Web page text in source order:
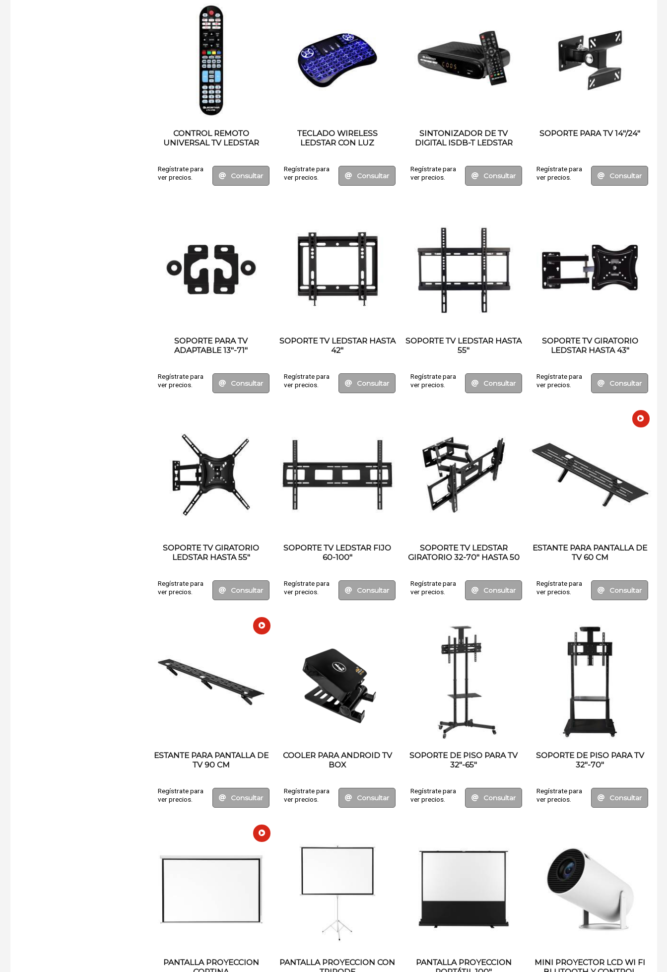
CONTROL REMOTO
UNIVERSAL TV LEDSTAR
Regístrate para
ver precios.
Consultar
TECLADO WIRELESS
LEDSTAR CON LUZ
Regístrate para
ver precios.
Consultar
SINTONIZADOR DE TV
DIGITAL ISDB-T LEDSTAR
Regístrate para
ver precios.
Consultar
SOPORTE PARA TV 14"/24"
Regístrate para
ver precios.
Consultar
SOPORTE PARA TV
ADAPTABLE 13"-71"
Regístrate para
ver precios.
Consultar
SOPORTE TV LEDSTAR HASTA
42"
Regístrate para
ver precios.
Consultar
SOPORTE TV LEDSTAR HASTA
55"
Regístrate para
ver precios.
Consultar
SOPORTE TV GIRATORIO
LEDSTAR HASTA 43"
Regístrate para
ver precios.
Consultar
SOPORTE TV GIRATORIO
LEDSTAR HASTA 55"
Regístrate para
ver precios.
Consultar
SOPORTE TV LEDSTAR FIJO
60-100"
Regístrate para
ver precios.
Consultar
SOPORTE TV LEDSTAR
GIRATORIO 32-70" HASTA 50
Regístrate para
ver precios.
Consultar
ESTANTE PARA PANTALLA DE
TV 60 CM
Regístrate para
ver precios.
Consultar
ESTANTE PARA PANTALLA DE
TV 90 CM
Regístrate para
ver precios.
Consultar
COOLER PARA ANDROID TV
BOX
Regístrate para
ver precios.
Consultar
SOPORTE DE PISO PARA TV
32"-65"
Regístrate para
ver precios.
Consultar
SOPORTE DE PISO PARA TV
32"-70"
Regístrate para
ver precios.
Consultar
PANTALLA PROYECCION
PANTALLA PROYECCION CON
PANTALLA PROYECCION
MINI PROYECTOR LCD WI FI